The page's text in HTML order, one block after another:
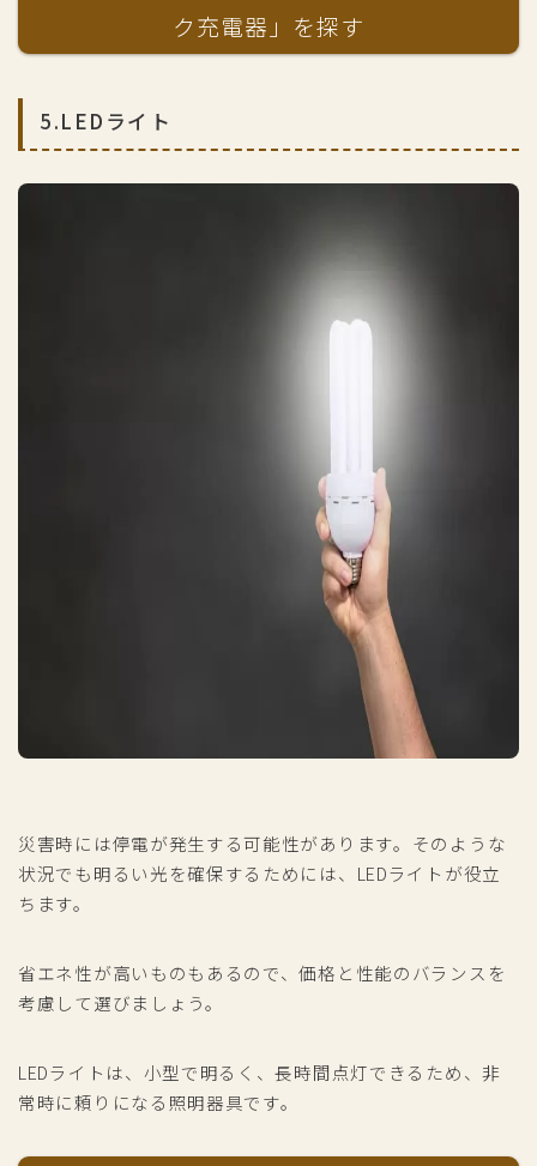
ク充電器」を探す
5.LEDライト
災害時には停電が発生する可能性があります。そのような
状況でも明るい光を確保するためには、LEDライトが役立
ちます。
省エネ性が高いものもあるので、価格と性能のバランスを
考慮して選びましょう。
LEDライトは、小型で明るく、長時間点灯できるため、非
常時に頼りになる照明器具です。